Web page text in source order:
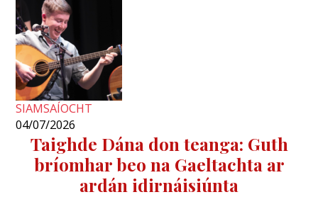
SIAMSAÍOCHT
04/07/2026
Taighde Dána don teanga: Guth
bríomhar beo na Gaeltachta ar
ardán idirnáisiúnta